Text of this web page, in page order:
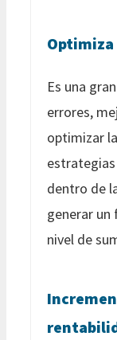
Es una
errores,
optimizar
dentro de
generar
nivel de